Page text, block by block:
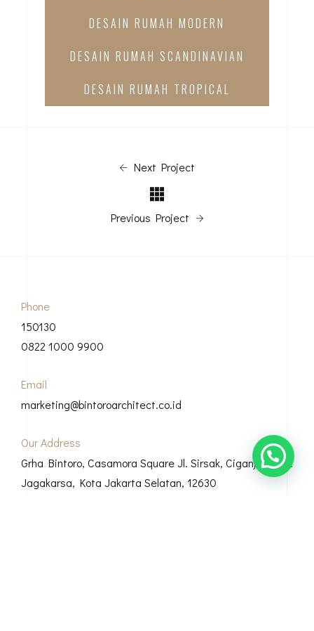
DESAIN RUMAH MODERN
DESAIN RUMAH SCANDINAVIAN
DESAIN RUMAH TROPICAL
Next Project
Previous Project
Phone
150130
0822 1000 9900
Email
marketing@bintoroarchitect.co.id
Our Address
Grha Bintoro, Casamora Square Jl. Sirsak, Ciganjur, Kec.
Jagakarsa, Kota Jakarta Selatan, 12630